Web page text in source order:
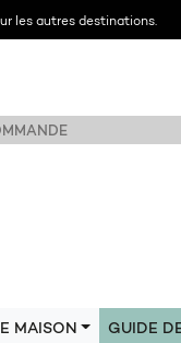
les autres destinations.
MAISON GUIDE